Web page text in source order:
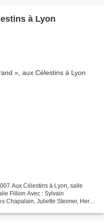
à Lyon
Aux Célestins à Lyon, salle
Fillion Avec : Sylvain
Chapalain, Juliette Steimer, Hervé